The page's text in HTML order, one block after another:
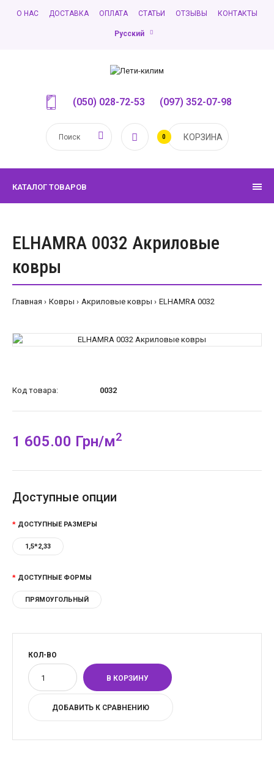
О НАС ДОСТАВКА ОПЛАТА СТАТЬИ ОТЗЫВЫ КОНТАКТЫ
Русский
(050) 028-72-53 (097) 352-07-98
0 КОРЗИНА
КАТАЛОГ ТОВАРОВ
ELHAMRA 0032 Акриловые
ковры
Главная Ковры Акриловые ковры ELHAMRA 0032
Код товара: 0032
1 605.00 Грн/м2
Доступные опции
ДОСТУПНЫЕ РАЗМЕРЫ
1,5*2,33
ДОСТУПНЫЕ ФОРМЫ
ПРЯМОУГОЛЬНЫЙ
КОЛ-ВО
ДОБАВИТЬ К СРАВНЕНИЮ